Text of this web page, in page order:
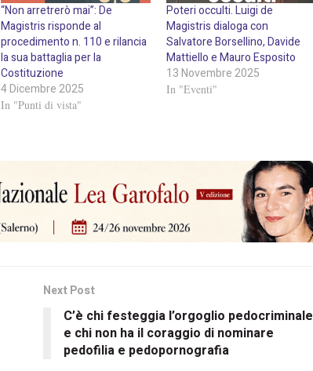
“Non arretrerò mai”: De
Magistris risponde al
procedimento n. 110 e rilancia
la sua battaglia per la
Costituzione
4 Dicembre 2025
In "Punti di vista"
Poteri occulti. Luigi de
Magistris dialoga con
Salvatore Borsellino, Davide
Mattiello e Mauro Esposito
13 Novembre 2025
In "Eventi"
Next Post
C’è chi festeggia l’orgoglio pedocriminale
e chi non ha il coraggio di nominare
pedofilia e pedopornografia